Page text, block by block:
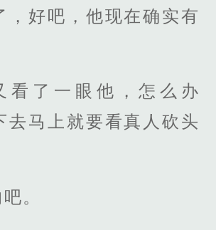
，好吧，他现在确实有
看了一眼他，怎么办
去马上就要看真人砍头
。